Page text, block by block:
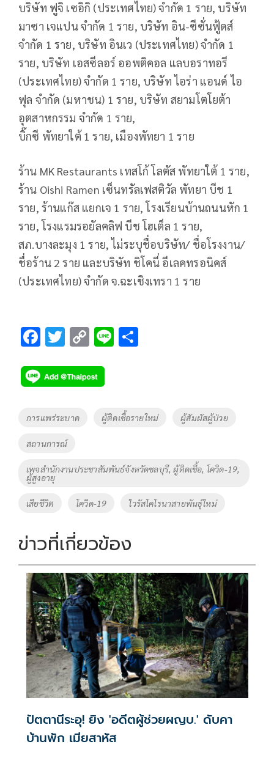
บริษัท ฟูจิ เซอิกิ (ประเทศไทย) จำกัด 1 ราย, บริษัท
มาซา เจแปน จำกัด 1 ราย, บริษัท อิน-ซีซั่นฟู้ดส์
จำกัด 1 ราย, บริษัท อินเว (ประเทศไทย) จำกัด 1
ราย, บริษัท เอสซีลอร์ ออพติคอล แลบอราทอรี
(ประเทศไทย) จำกัด 1 ราย, บริษัท ไอร่า แอนด์ ไอ
ฟุล จำกัด (มหาชน) 1 ราย, บริษัท สยามโตโยต้า
อุตสาหกรรม จำกัด 1 ราย,
บิ๊กซี พัทยาใต้ 1 ราย, เมืองพัทยา 1 ราย
ร้าน MK Restaurants เทสโก้ โลตัส พัทยาใต้ 1 ราย,
ร้าน Oishi Ramen เซ็นทรัลเฟสติวัล พัทยา บีช 1
ราย, ร้านแก๊ส แยกเจ 1 ราย, โรงเรียนบ้านถนนหัก 1
ราย, โรงแรมรอยัลคลิฟ บีช โฮเต็ล 1 ราย,
สภ.บางละมุง 1 ราย, ไม่ระบุชื่อบริษัท/ ชื่อโรงงาน/
ชื่อร้าน 2 ราย และบริษัท ชิโคนี่ อีเลคทรอนิคส์
(ประเทศไทย) จำกัด จ.ฉะเชิงเทรา 1 ราย
F
e
b
o
k
T
tt
er
C
p
y
Li
Li
Tags
การแพร่ระบาด ผู้ติดเชื้อรายใหม่ ผู้สัมผัสผู้ป่วย
สถานการณ์
เพจสำนักงานประชาสัมพันธ์จังหวัดชลบุรี, ผู้ติดเชื้อ, โควิด-19,
ผู้สูงอายุ
เสียชีวิต โควิด-19 ไวรัสโคโรนาสายพันธุ์ใหม่
ข่าวที่เกี่ยวข้อง
ปัตตานีระอุ! ยิง 'อดีตผู้ช่วยผญบ.' ดับคา
บ้านพัก เมียสาหัส